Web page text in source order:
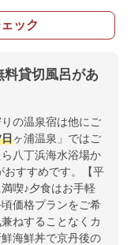
ック
料貸切風呂があ
の温泉宿は他にご
ヶ浦温泉」ではご
八丁浜海水浴場か
おすすめです。【平
喫♪夕食はお手軽
価格プランをご希
ねすることなくカ
海鮮丼で京丹後の